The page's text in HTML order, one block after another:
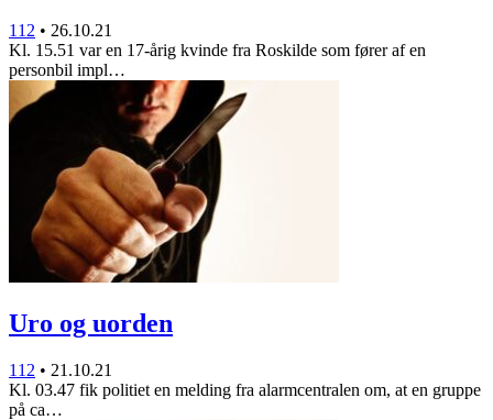
112 • 26.10.21
Kl. 15.51 var en 17-årig kvinde fra Roskilde som fører af en
personbil impl…
Uro og uorden
112 • 21.10.21
Kl. 03.47 fik politiet en melding fra alarmcentralen om, at en gruppe
på ca…